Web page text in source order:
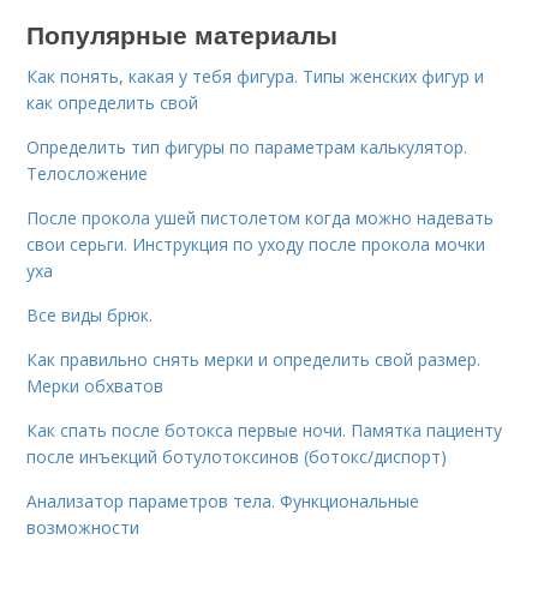
Популярные материалы
Как понять, какая у тебя фигура. Типы женских фигур и
как определить свой
Определить тип фигуры по параметрам калькулятор.
Телосложение
После прокола ушей пистолетом когда можно надевать
свои серьги. Инструкция по уходу после прокола мочки
уха
Все виды брюк.
Как правильно снять мерки и определить свой размер.
Мерки обхватов
Как спать после ботокса первые ночи. Памятка пациенту
после инъекций ботулотоксинов (ботокс/диспорт)
Анализатор параметров тела. Функциональные
возможности